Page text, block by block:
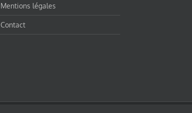
Mentions légales
Contact